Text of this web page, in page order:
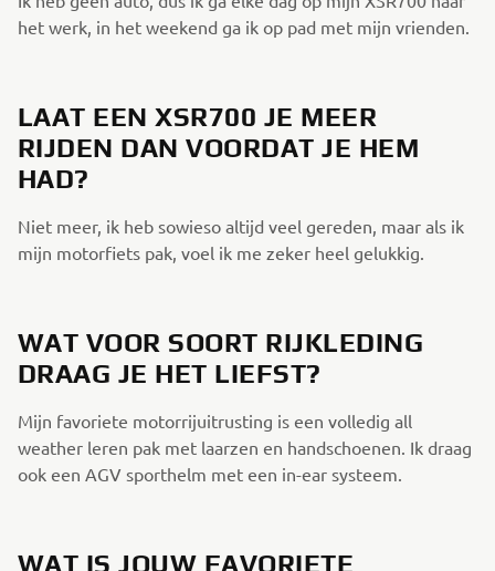
het werk, in het weekend ga ik op pad met mijn vrienden.
LAAT EEN XSR700 JE MEER
RIJDEN DAN VOORDAT JE HEM
HAD?
Niet meer, ik heb sowieso altijd veel gereden, maar als ik
mijn motorfiets pak, voel ik me zeker heel gelukkig.
WAT VOOR SOORT RIJKLEDING
DRAAG JE HET LIEFST?
Mijn favoriete motorrijuitrusting is een volledig all
weather leren pak met laarzen en handschoenen. Ik draag
ook een AGV sporthelm met een in-ear systeem.
WAT IS JOUW FAVORIETE